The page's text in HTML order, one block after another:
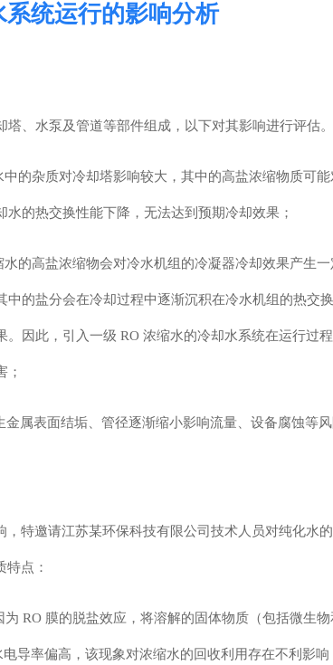
统运行的影响分析
塔、水泵及管道等部件组成，以下对其影响进行评估。
的杂质对冷却塔影响较大，其中的高盐浓缩物质可
的热交换性能下降，无法达到预期冷却效果；
的高盐浓缩物会对冷水机组的冷凝器冷却效果产生
的盐分会在冷却过程中逐渐沉积在冷水机组的热交
因此，引入一级 RO 浓缩水的冷却水系统在运行过
；
属表面结垢、管径逐渐缩小影响流量、设备腐蚀等风
特邀请江苏某环保科技有限公司技术人员对纯化水
点：
RO 膜的脱盐效应，将溶解的固体物质（包括微生
导率偏高，该现象对浓缩水的回收利用存在不利影响